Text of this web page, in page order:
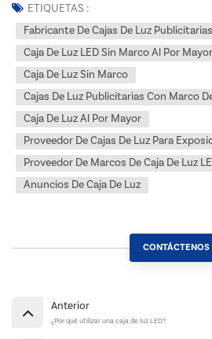
ETIQUETAS :
Fabricante De Cajas De Luz
Caja De Luz LED Sin Marco Al Por Mayor
Caja De Luz Sin Marco
Cajas De Luz Publicitarias Con Marco
Caja De Luz Al Por Mayor
Proveedor De Cajas De Luz Para
Proveedor De Marcos De Caja De Luz
Anuncios De Caja De Luz
CONTÁCTENOS
Anterior
¿Por qué utilizar una caja de luz LED?